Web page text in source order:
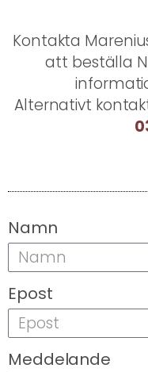
Kontakta
att beställa
Alternativt
Namn
Epost
Meddelande